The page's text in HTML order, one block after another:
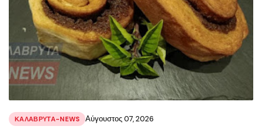
ΚΑΛΑΒΡΥΤΑ-NEWS Αύγουστος 07, 2026